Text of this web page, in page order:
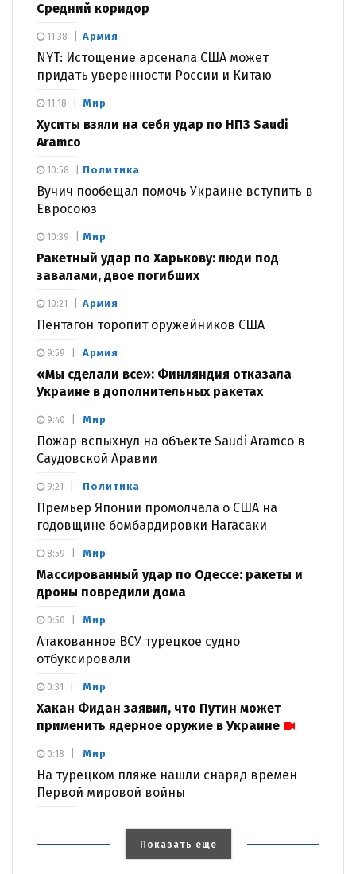
Средний коридор
Армия
NYT: Истощение арсенала США может
придать уверенности России и Китаю
11:38
Мир
Хуситы взяли на себя удар по НПЗ Saudi
Aramco
11:18
Политика
Вучич пообещал помочь Украине вступить в
Евросоюз
10:58
Мир
Ракетный удар по Харькову: люди под
завалами, двое погибших
10:39
Армия
Пентагон торопит оружейников США
10:21
Армия
«Мы сделали все»: Финляндия отказала
Украине в дополнительных ракетах
9:59
Мир
Пожар вспыхнул на объекте Saudi Aramco в
Саудовской Аравии
9:40
Политика
Премьер Японии промолчала о США на
годовщине бомбардировки Нагасаки
9:21
Мир
Массированный удар по Одессе: ракеты и
дроны повредили дома
8:59
Мир
Атакованное ВСУ турецкое судно
отбуксировали
0:50
Мир
Хакан Фидан заявил, что Путин может
применить ядерное оружие в Украине
0:31
Мир
На турецком пляже нашли снаряд времен
Первой мировой войны
0:18
Показать еще